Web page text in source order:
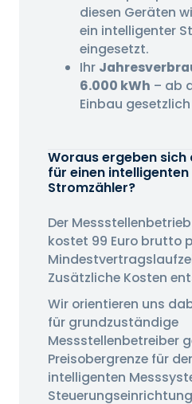
diesen Geräten
ein intelligenter
eingesetzt.
Ihr
6.000 kWh – ab
Einbau
Woraus ergeben sich
für einen intelligenten
Stromzähler?
Der
kostet 99 Euro brutto
Zusätzliche Kosten
Wir orientieren uns
für grundzuständige
Messstellenbetreiber
Preisobergrenze für
intelligenten